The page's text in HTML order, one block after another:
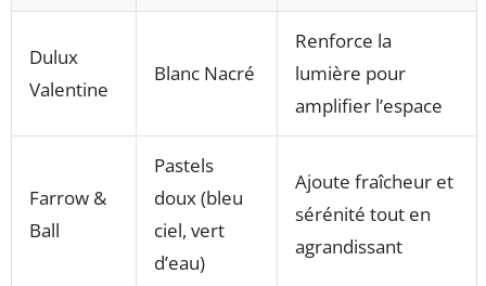
Dulux
Valentine
Blanc Nacré
Renforce la
lumière pour
amplifier l’espace
Farrow &
Ball
Pastels
doux (bleu
ciel, vert
d’eau)
Ajoute fraîcheur et
sérénité tout en
agrandissant